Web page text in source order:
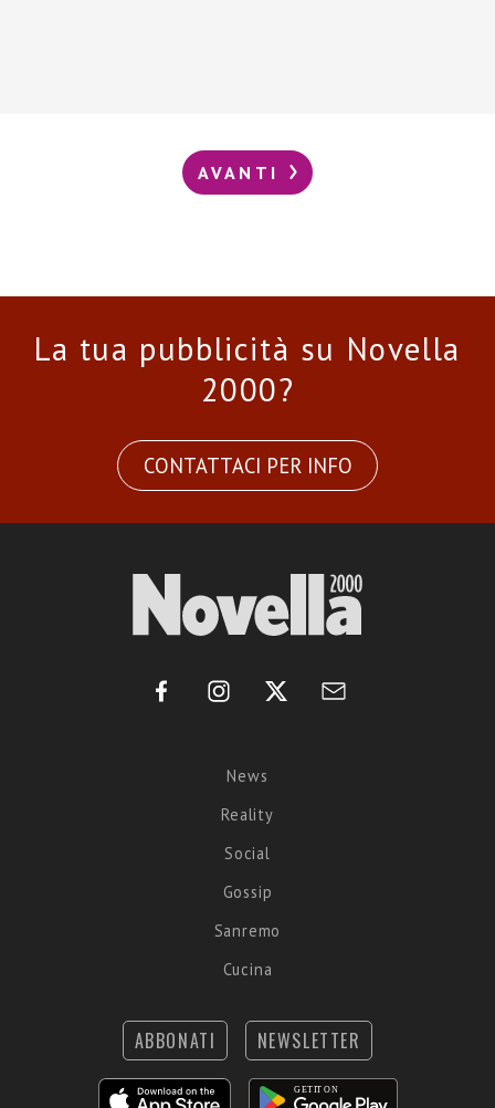
AVANTI
La tua pubblicità su Novella
2000?
CONTATTACI PER INFO
News
Reality
Social
Gossip
Sanremo
Cucina
ABBONATI NEWSLETTER